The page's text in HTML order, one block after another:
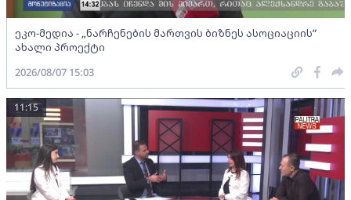
ეკო-მედია - „ნარჩენების მართვის ბიზნეს ასოციაციის”
ახალი პროექტი
2026/08/07 15:03
11:15